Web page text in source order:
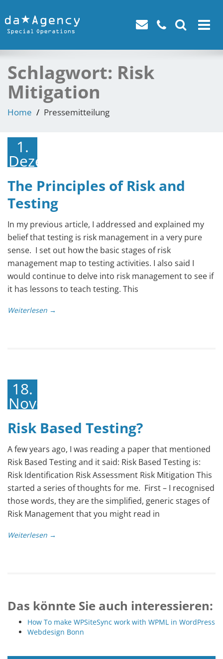
Toggle
Schlagwort: Risk
Mitigation
Home Pressemitteilung
1.
Dezember
2021
The Principles of Risk and
Testing
In my previous article, I addressed and explained my
belief that testing is risk management in a very pure
sense. I set out how the basic stages of risk
management map to testing activities. I also said I
would continue to delve into risk management to see if
it has lessons to teach testing. This
Weiterlesen →
18.
November
2021
Risk Based Testing?
A few years ago, I was reading a paper that mentioned
Risk Based Testing and it said: Risk Based Testing is:
Risk Identification Risk Assessment Risk Mitigation This
started a series of thoughts for me. First – I recognised
those words, they are the simplified, generic stages of
Risk Management that you might read in
Weiterlesen →
Das könnte Sie auch interessieren:
How To make WPSiteSync work with WPML in WordPress
Webdesign Bonn